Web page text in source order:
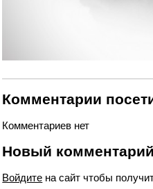
Комментарии
Комментариев нет
Новый
Войдите на сайт чтобы